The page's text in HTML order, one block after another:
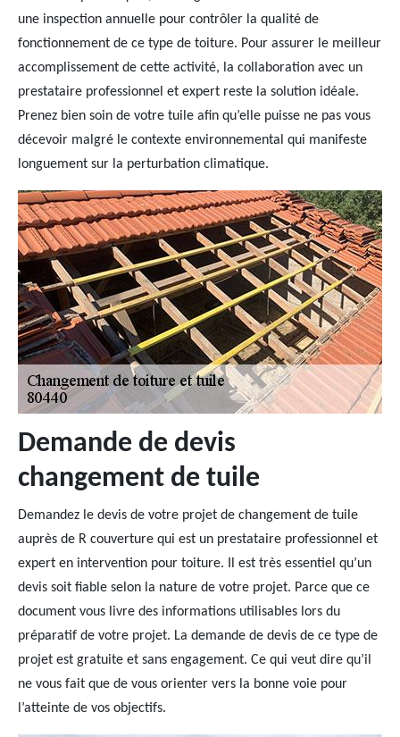
une inspection annuelle pour contrôler la qualité de
fonctionnement de ce type de toiture. Pour assurer le meilleur
accomplissement de cette activité, la collaboration avec un
prestataire professionnel et expert reste la solution idéale.
Prenez bien soin de votre tuile afin qu’elle puisse ne pas vous
décevoir malgré le contexte environnemental qui manifeste
longuement sur la perturbation climatique.
Demande de devis
changement de tuile
Demandez le devis de votre projet de changement de tuile
auprès de R couverture qui est un prestataire professionnel et
expert en intervention pour toiture. Il est très essentiel qu’un
devis soit fiable selon la nature de votre projet. Parce que ce
document vous livre des informations utilisables lors du
préparatif de votre projet. La demande de devis de ce type de
projet est gratuite et sans engagement. Ce qui veut dire qu’il
ne vous fait que de vous orienter vers la bonne voie pour
l’atteinte de vos objectifs.